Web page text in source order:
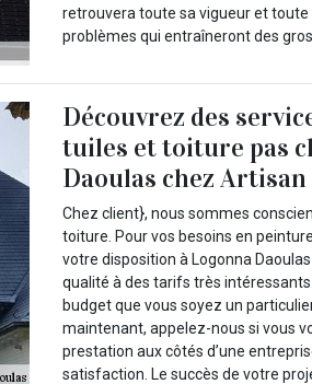
retrouvera toute sa vigueur et toute
problèmes qui entraîneront des
Découvrez des
tuiles et toiture pas
Daoulas chez
Chez client}, nous sommes
toiture. Pour vos besoins en
votre disposition à Logonna
qualité à des tarifs très
budget que vous soyez un
maintenant, appelez-nous si vous
prestation aux côtés d’une
satisfaction. Le succès de votre